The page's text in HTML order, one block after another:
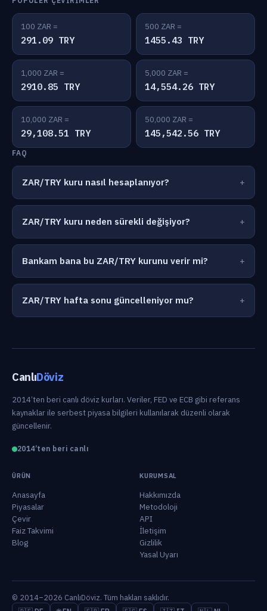
100 ZAR =
291.09 TRY
500 ZAR =
1455.43 TRY
1,000 ZAR =
2910.85 TRY
5,000 ZAR =
14,554.26 TRY
10,000 ZAR =
29,108.51 TRY
50,000 ZAR =
145,542.56 TRY
FAQ
ZAR/TRY kuru nasıl hesaplanıyor?
ZAR/TRY kuru neden sürekli değişiyor?
Bankam bana bu ZAR/TRY kurunu verir mi?
ZAR/TRY hafta sonu güncelleniyor mu?
CanlıDöviz
2014’ten beri canlı döviz kurları. Veriler, FED ve ECB gibi referans
kaynaklar ile serbest piyasa bilgileri kullanılarak düzenli olarak
güncellenir.
2014’ten beri canlı
ÜRÜN
Anasayfa
Piyasalar
Çevir
Faiz Takvimi
Blog
KURUMSAL
Hakkımızda
Metodoloji
API
İletişim
Gizlilik
Yasal Uyarı
© 2014–2026 CanlıDöviz. Tüm hakları saklıdır.